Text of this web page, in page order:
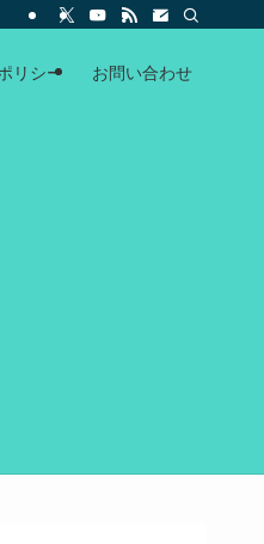
リシー お問い合わせ